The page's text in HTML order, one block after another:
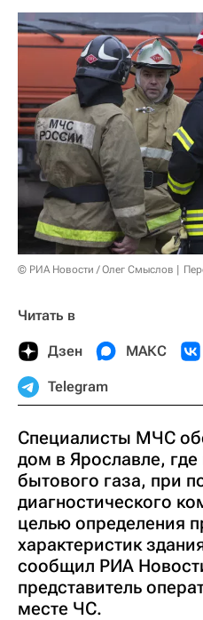
© РИА Новости / Олег Смыслов
Читать в
Дзен МАКС
Telegram
Специалисты МЧС
дом в Ярославле,
бытового газа, при
диагностического
целью определения
характеристик
сообщил РИА
представитель
месте ЧС.